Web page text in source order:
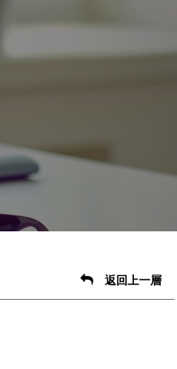
返回上一層